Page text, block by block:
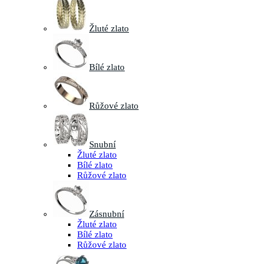
Žluté zlato
Bílé zlato
Růžové zlato
Snubní
Žluté zlato
Bílé zlato
Růžové zlato
Zásnubní
Žluté zlato
Bílé zlato
Růžové zlato